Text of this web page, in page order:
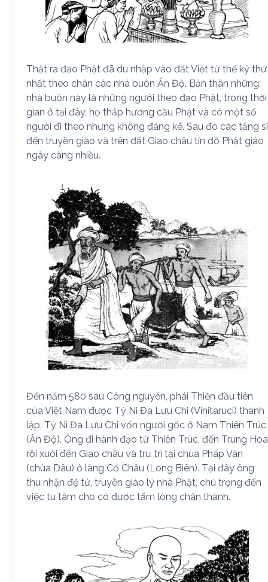
Thật ra đạo Phật đã du nhập vào đất Việt từ thế kỷ thứ
nhất theo chân các nhà buôn Ấn Độ. Bản thân những
nhà buôn này là những người theo đạo Phật, trong thời
gian ở tại đây, họ thắp hương cầu Phật và có một số
người đi theo nhưng không đáng kể. Sau đó các tăng sĩ
đến truyền giáo và trên đất Giao châu tín đồ Phật giáo
ngày càng nhiều.
Đến năm 580 sau Công nguyên, phái Thiền đầu tiên
của Việt Nam được Tỳ Ni Đa Lưu Chi (Vinitaruci) thành
lập. Tỳ Ni Đa Lưu Chi vốn người gốc ở Nam Thiên Trúc
(Ấn Độ). Ông đi hành đạo từ Thiên Trúc, đến Trung Hoa
rồi xuôi đến Giao châu và trụ trì tại chùa Pháp Vân
(chùa Dâu) ở làng Cổ Châu (Long Biên). Tại đây ông
thu nhận đệ tử, truyền giáo lý nhà Phật, chú trọng đến
việc tu tâm cho có được tấm lòng chân thành.